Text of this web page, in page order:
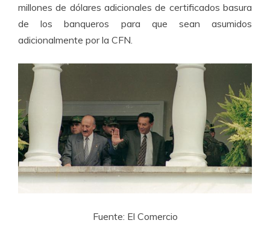
millones de dólares adicionales de certificados basura
de los banqueros para que sean asumidos
adicionalmente por la CFN.
Fuente: El Comercio